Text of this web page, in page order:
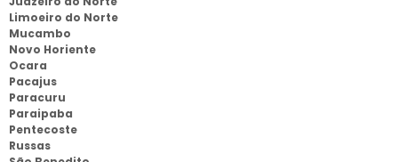
Limoeiro do Norte
Mucambo
Novo Horiente
Ocara
Pacajus
Paracuru
Paraipaba
Pentecoste
Russas